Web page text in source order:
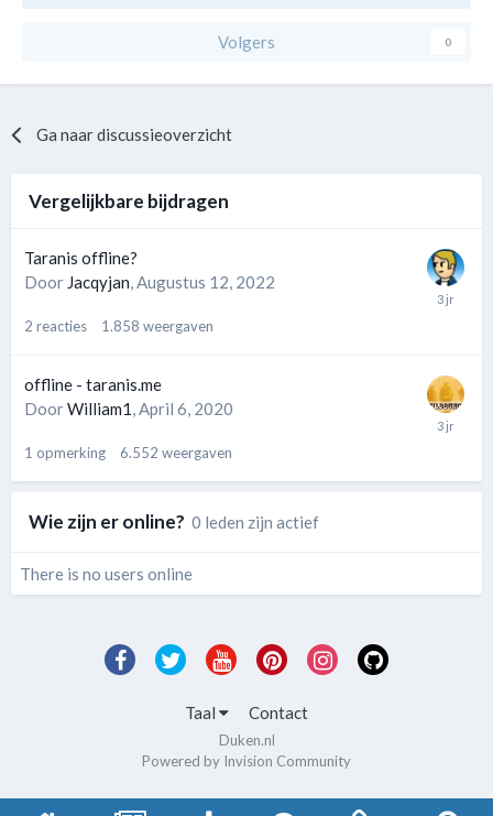
Volgers 0
Ga naar discussieoverzicht
Vergelijkbare bijdragen
Taranis offline?
Door Jacqyjan Augustus 12, 2022
2 reacties 1.858 weergaven
offline - taranis.me
DoorWilliam1 April 6, 2020
1 opmerking 6.552 weergaven
Wie zijn er online? 0 leden zijn actief
There is no users online
Taal Contact
Duken.nl
Powered by Invision Community